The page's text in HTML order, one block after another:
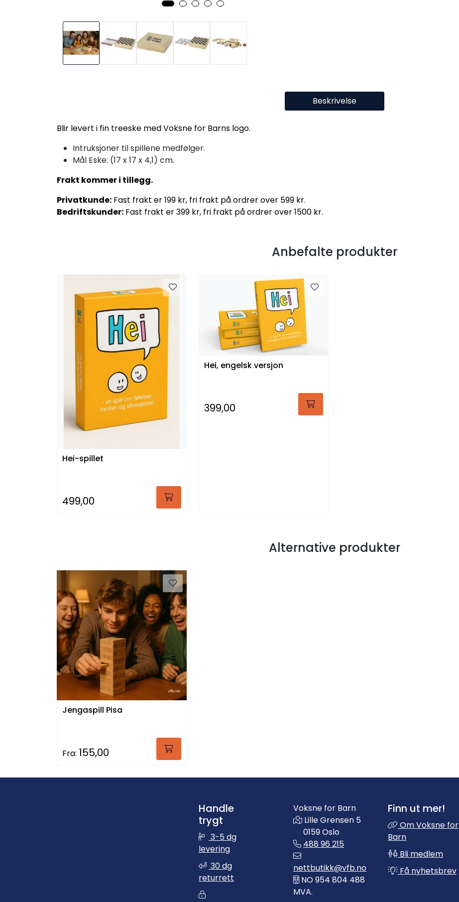
Beskrivelse
Blir levert i fin treeske med Voksne for Barns logo.
Intruksjoner til spillene medfølger.
Mål Eske: (17 x 17 x 4,1) cm.
Frakt kommer i tillegg.
Privatkunde: Fast frakt er 199 kr, fri frakt på ordrer over 599 kr.
Bedriftskunder: Fast frakt er 399 kr, fri frakt på ordrer over 1500 kr.
Anbefalte produkter
Hei-spillet
499,00
Hei, engelsk versjon
399,00
Alternative produkter
Jengaspill Pisa
Fra: 155,00
Voksne for Barn
Lille Grensen 5
0159 Oslo
488 96 215
nettbutikk@vfb.no
NO 954 804 488
MVA.
Finn ut mer!
Om Voksne for
Barn
Bli medlem
Få nyhetsbrev
Handle
trygt
3-5 dg
levering
30 dg
returrett